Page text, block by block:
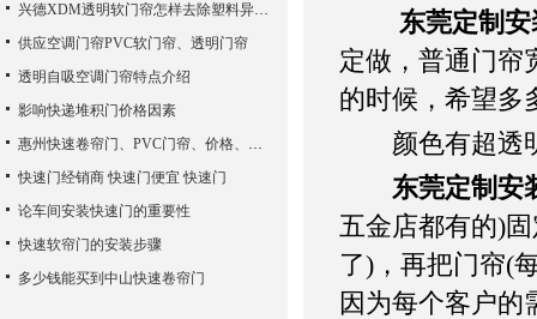
东莞定制
定做，普通门帘
的时候，希望多
颜色有超透明
东莞定制安
五金店都有的)
了)，再把门帘(
因为每个客户的
兴德XDM透明软门帘怎样去除塑料异味？
供应空调门帘PVC软门帘、透明门帘
透明自吸空调门帘特点介绍
影响快递堆积门价格因素
惠州快速卷帘门、PVC门帘、价格、维修
快速门经销商 快速门便宜 快速门
论车间安装快速门的重要性
快速软帘门的安装步骤
多少钱能买到中山快速卷帘门